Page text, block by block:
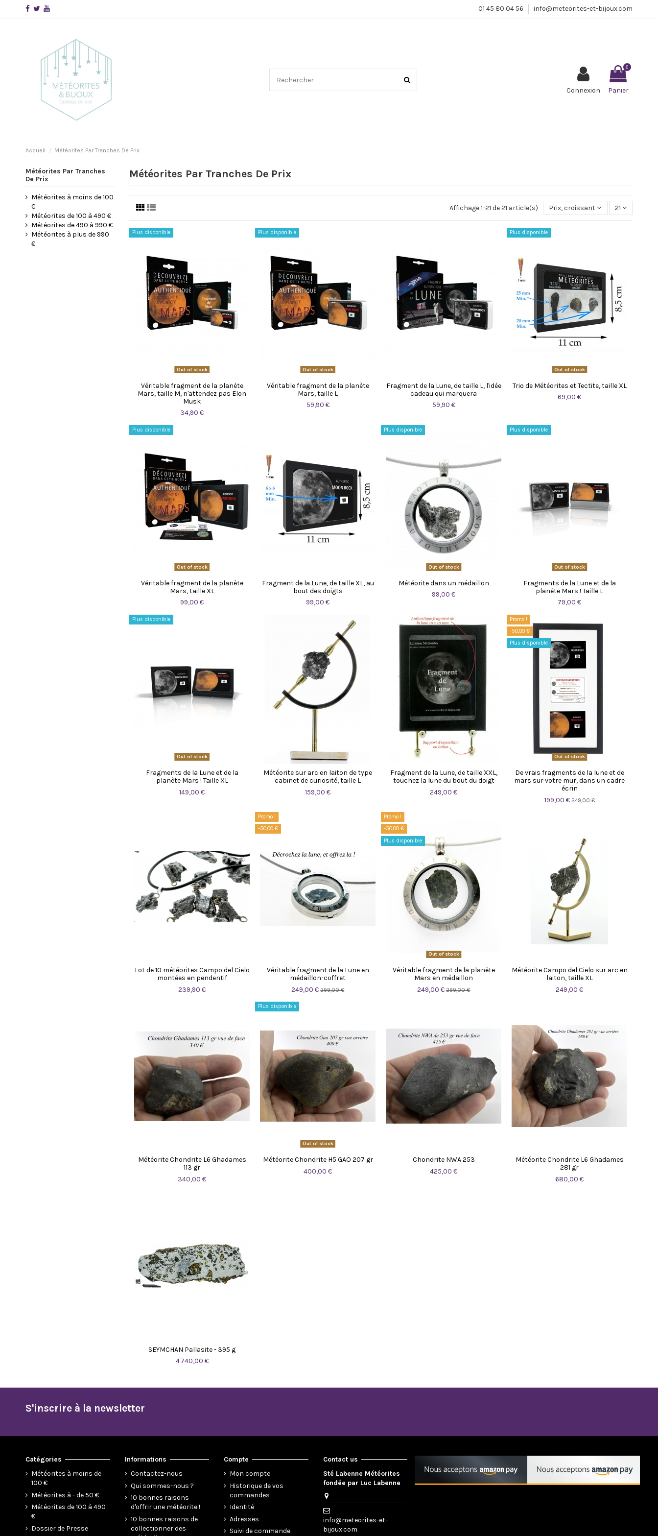
01 45 80 04 56 info@meteorites-et-bijoux.com
Connexion
0
Panier
Accueil Météorites Par Tranches De Prix
Météorites Par Tranches De Prix
Affichage 1-21 de 21 article(s) Prix, croissant 21
Plus disponible
Out of stock
Véritable fragment de la planète
Mars, taille M, n'attendez pas Elon
Musk
34,90 €
Plus disponible
Out of stock
Véritable fragment de la planète
Mars, taille L
59,90 €
Fragment de la Lune, de taille L, l'idée
cadeau qui marquera
59,90 €
Plus disponible
Out of stock
Trio de Météorites et Tectite, taille XL
69,00 €
Plus disponible
Out of stock
Véritable fragment de la planète
Mars, taille XL
99,00 €
Fragment de la Lune, de taille XL, au
bout des doigts
99,00 €
Plus disponible
Out of stock
Météorite dans un médaillon
99,00 €
Plus disponible
Out of stock
Fragments de la Lune et de la
planète Mars ! Taille L
79,00 €
Plus disponible
Out of stock
Fragments de la Lune et de la
planète Mars ! Taille XL
149,00 €
Météorite sur arc en laiton de type
cabinet de curiosité, taille L
159,00 €
Fragment de la Lune, de taille XXL,
touchez la lune du bout du doigt
249,00 €
Promo !
-50,00 €
Plus disponible
Out of stock
De vrais fragments de la lune et de
mars sur votre mur, dans un cadre
écrin
199,00 € 249,00 €
Lot de 10 météorites Campo del Cielo
montées en pendentif
239,90 €
Promo !
-50,00 €
Véritable fragment de la Lune en
médaillon-coffret
249,00 € 299,00 €
Promo !
-50,00 €
Plus disponible
Out of stock
Véritable fragment de la planète
Mars en médaillon
249,00 € 299,00 €
Météorite Campo del Cielo sur arc en
laiton, taille XL
249,00 €
Météorite Chondrite L6 Ghadames
113 gr
340,00 €
Plus disponible
Out of stock
Météorite Chondrite H5 GAO 207 gr
400,00 €
Chondrite NWA 253
425,00 €
Météorite Chondrite L6 Ghadames
281 gr
680,00 €
SEYMCHAN Pallasite - 395 g
4 740,00 €
Météorites Par Tranches
De Prix
Météorites à moins de 100
€
Météorites de 100 à 490 €
Météorites de 490 à 990 €
Météorites à plus de 990
€
S'inscrire à la newsletter
Catégories
Météorites à moins de
100 €
Météorites à - de 50 €
Météorites de 100 à 490
€
Dossier de Presse
Informations
Contactez-nous
Qui sommes-nous ?
10 bonnes raisons
d'offrir une météorite !
10 bonnes raisons de
collectionner des
Compte
Mon compte
Historique de vos
commandes
Identité
Adresses
Suivi de commande
Contact us
Sté Labenne Météorites
fondée par Luc Labenne
info@meteorites-et-
bijoux.com